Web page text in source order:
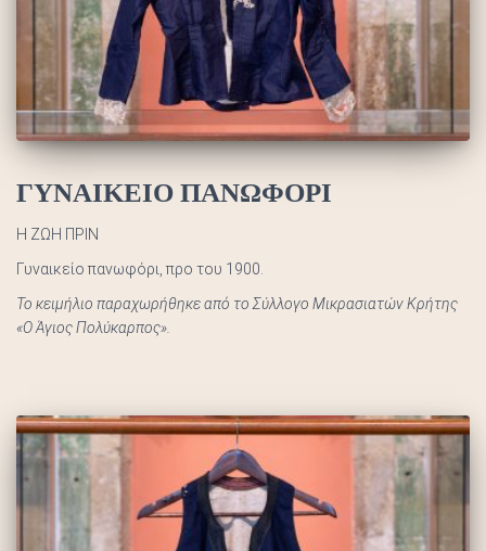
ΓΥΝΑΙΚΕΙΟ ΠΑΝΩΦΟΡΙ
Η ΖΩΗ ΠΡΙΝ
Γυναικείο πανωφόρι, προ του 1900.
Το κειμήλιο παραχωρήθηκε από το Σύλλογο Μικρασιατών Κρήτης
«Ο Άγιος Πολύκαρπος».